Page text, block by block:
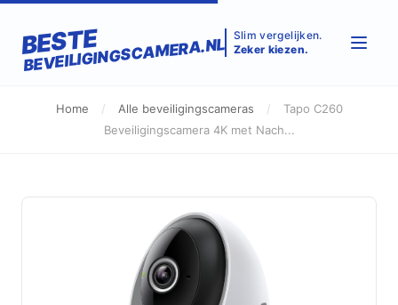
BESTE
BEVEILIGINGSCAMERA.NL Slim vergelijken.
Zeker kiezen.
Home / Alle beveiligingscameras /
Tapo C260
Beveiligingscamera 4K met Nach...